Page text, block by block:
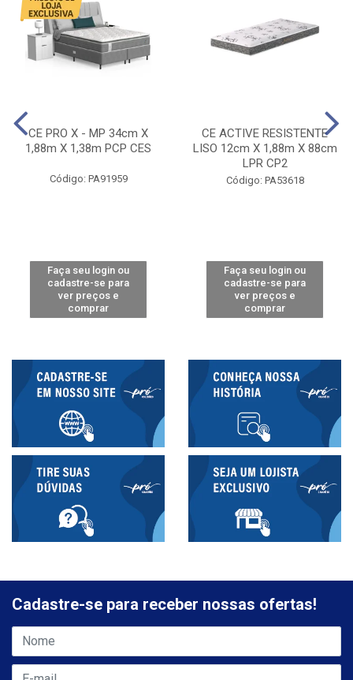
CE PRO X - MP 34cm X
1,88m X 1,38m PCP CES
Código: PA91959
Faça seu login ou
cadastre-se para
ver preços e
comprar
CE ACTIVE RESISTENTE
LISO 12cm X 1,88m X 88cm
LPR CP2
Código: PA53618
Faça seu login ou
cadastre-se para
ver preços e
comprar
Cadastre-se para receber nossas ofertas!